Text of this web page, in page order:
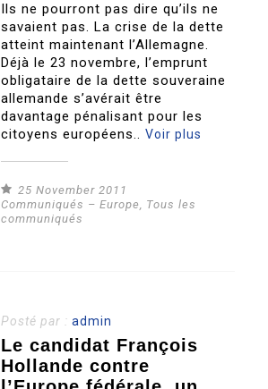
Ils ne pourront pas dire qu’ils ne
savaient pas. La crise de la dette
atteint maintenant l’Allemagne.
Déjà le 23 novembre, l’emprunt
obligataire de la dette souveraine
allemande s’avérait être
davantage pénalisant pour les
citoyens européens..Voir plus
25 November 2011
Communiqués – Europe, Tous les
communiqués
Posté par :admin
Le candidat François
Hollande contre